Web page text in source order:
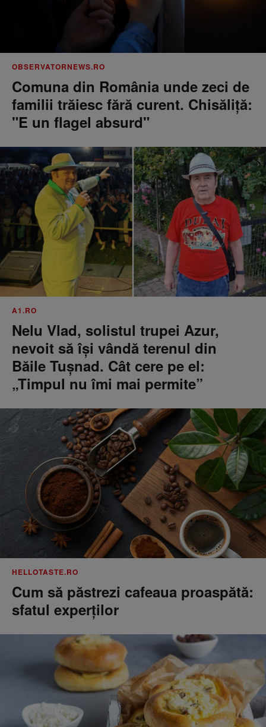
OBSERVATORNEWS.RO
Comuna din România unde zeci de
familii trăiesc fără curent. Chisăliţă:
"E un flagel absurd"
A1.RO
Nelu Vlad, solistul trupei Azur,
nevoit să își vândă terenul din
Băile Tușnad. Cât cere pe el:
„Timpul nu îmi mai permite”
HELLOTASTE.RO
Cum să păstrezi cafeaua proaspătă:
sfatul experților